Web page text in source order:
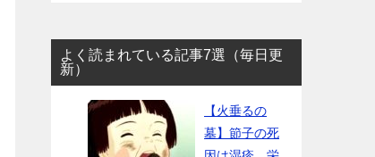
よく読まれている記事7選（毎日更
新）
【火垂るの
墓】節子の死